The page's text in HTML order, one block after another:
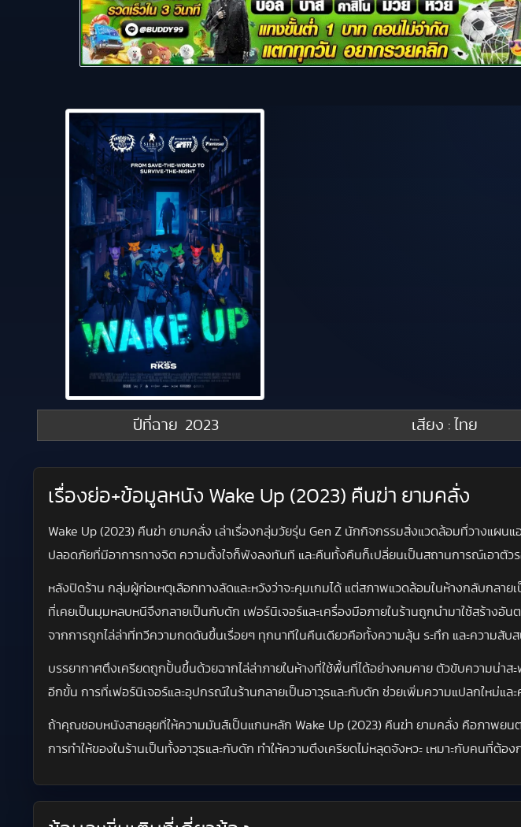
ปีที่ฉาย 2023 เสียง : ไทย
เรื่องย่อ+ข้อมูลหนัง Wake Up (2023) คืนฆ่า ยามคลั่ง
Wake Up (2023) คืนฆ่า ยามคลั่ง เล่าเรื่องกลุ่มวัยรุ่น Gen Z นักกิจกรรมสิ่งแวดล้อมที่วางแผนแ
ปลอดภัยที่มีอาการทางจิต ความตั้งใจก็พังลงทันที และคืนทั้งคืนก็เปลี่ยนเป็นสถานการณ์เอาตัว
หลังปิดร้าน กลุ่มผู้ก่อเหตุเลือกทางลัดและหวังว่าจะคุมเกมได้ แต่สภาพแวดล้อมในห้างกลับกล
ที่เคยเป็นมุมหลบหนีจึงกลายเป็นกับดัก เฟอร์นิเจอร์และเครื่องมือภายในร้านถูกนำมาใช้สร้างอั
จากการถูกไล่ล่าที่ทวีความกดดันขึ้นเรื่อยๆ ทุกนาทีในคืนเดียวคือทั้งความลุ้น ระทึก และความสับ
บรรยากาศตึงเครียดถูกปั้นขึ้นด้วยฉากไล่ล่าภายในห้างที่ใช้พื้นที่ได้อย่างคมคาย ตัวขับความน่
อีกขั้น การที่เฟอร์นิเจอร์และอุปกรณ์ในร้านกลายเป็นอาวุธและกับดัก ช่วยเพิ่มความแปลกใหม่แล
ถ้าคุณชอบหนังสายลุยที่ให้ความมันส์เป็นแกนหลัก Wake Up (2023) คืนฆ่า ยามคลั่ง คือภาพยน
การทำให้ของในร้านเป็นทั้งอาวุธและกับดัก ทำให้ความตึงเครียดไม่หลุดจังหวะ เหมาะกับคนที่